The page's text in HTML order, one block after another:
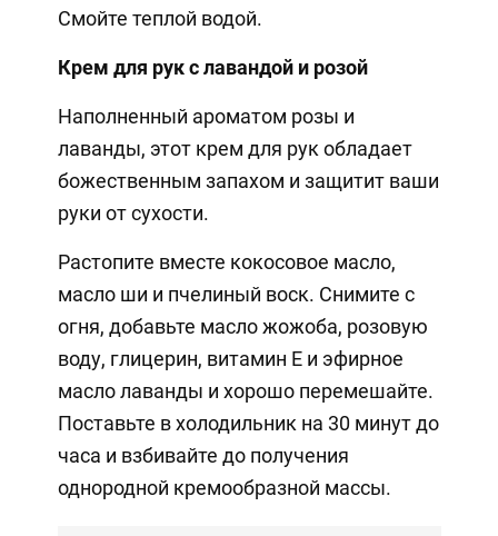
Смойте теплой водой.
Крем для рук с лавандой и розой
Наполненный ароматом розы и
лаванды, этот крем для рук обладает
божественным запахом и защитит ваши
руки от сухости.
Растопите вместе кокосовое масло,
масло ши и пчелиный воск. Снимите с
огня, добавьте масло жожоба, розовую
воду, глицерин, витамин Е и эфирное
масло лаванды и хорошо перемешайте.
Поставьте в холодильник на 30 минут до
часа и взбивайте до получения
однородной кремообразной массы.